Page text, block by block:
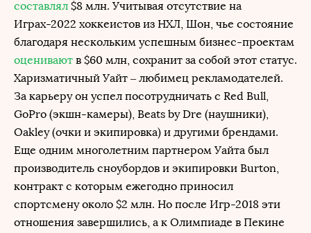
составлял $8 млн. Учитывая отсутствие на
Играх-2022 хоккеистов из НХЛ, Шон, чье состояние
благодаря нескольким успешным бизнес-проектам
оценивают в $60 млн, сохранит за собой этот статус.
Харизматичный Уайт – любимец рекламодателей.
За карьеру он успел посотрудничать с Red Bull,
GoPro (экшн-камеры), Beats by Dre (наушники),
Oakley (очки и экипировка) и другими брендами.
Еще одним многолетним партнером Уайта был
производитель сноубордов и экипировки Burton,
контракт с которым ежегодно приносил
спортсмену около $2 млн. Но после Игр-2018 эти
отношения завершились, а к Олимпиаде в Пекине